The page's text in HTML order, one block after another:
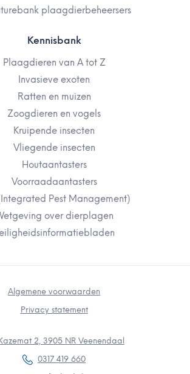
plaagdierbeheersers
Kennisbank
Plaagdieren van A tot Z
Invasieve exoten
Ratten en muizen
Zoogdieren en vogels
Kruipende insecten
Vliegende insecten
Houtaantasters
Voorraadaantasters
Pest Management)
over dierplagen
Algemene voorwaarden
Privacy statement
2, 3905 NR Veenendaal
0317 419 660